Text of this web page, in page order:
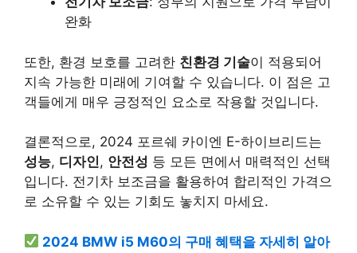
완화
또한, 환경 보호를 고려한 친환경 기술이 적용되어
지속 가능한 미래에 기여할 수 있습니다. 이 점은 고
객들에게 매우 긍정적인 요소로 작용할 것입니다.
결론적으로, 2024 포르쉐 카이엔 E-하이브리드는
성능, 디자인, 안전성 등 모든 면에서 매력적인 선택
입니다. 전기차 보조금을 활용하여 합리적인 가격으
로 소유할 수 있는 기회도 놓치지 마세요.
2024 BMW i5 M60의 구매 혜택을 자세히 알아